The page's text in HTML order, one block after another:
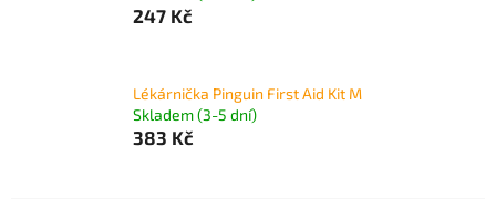
247 Kč
Lékárnička Pinguin First Aid Kit M
Skladem (3-5 dní)
383 Kč